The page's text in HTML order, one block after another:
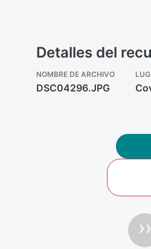
Detalles del
NOMBRE DE ARCHIVO
DSC04296.JPG
››